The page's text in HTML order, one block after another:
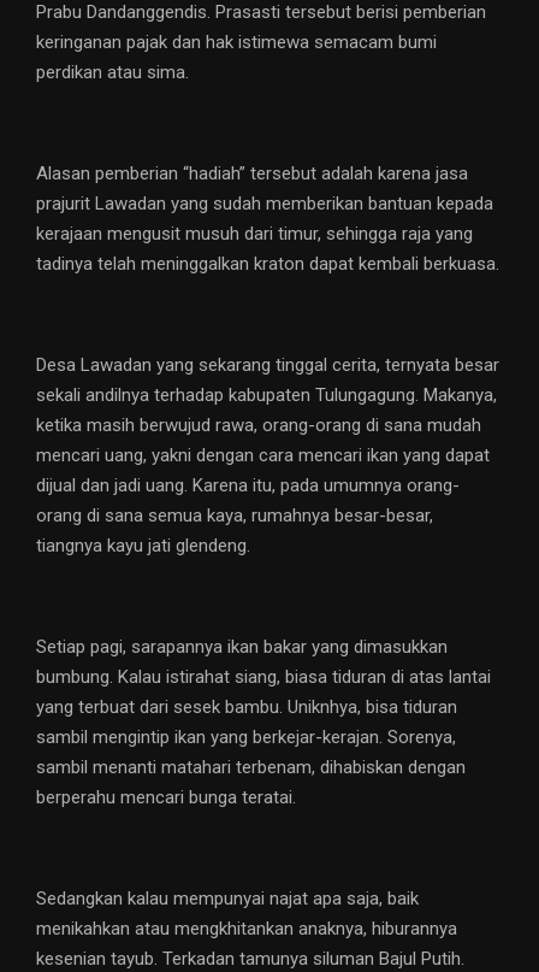
Prabu Dandanggendis. Prasasti tersebut berisi pemberian
keringanan pajak dan hak istimewa semacam bumi
perdikan atau sima.
Alasan pemberian “hadiah” tersebut adalah karena jasa
prajurit Lawadan yang sudah memberikan bantuan kepada
kerajaan mengusit musuh dari timur, sehingga raja yang
tadinya telah meninggalkan kraton dapat kembali berkuasa.
Desa Lawadan yang sekarang tinggal cerita, ternyata besar
sekali andilnya terhadap kabupaten Tulungagung. Makanya,
ketika masih berwujud rawa, orang-orang di sana mudah
mencari uang, yakni dengan cara mencari ikan yang dapat
dijual dan jadi uang. Karena itu, pada umumnya orang-
orang di sana semua kaya, rumahnya besar-besar,
tiangnya kayu jati glendeng.
Setiap pagi, sarapannya ikan bakar yang dimasukkan
bumbung. Kalau istirahat siang, biasa tiduran di atas lantai
yang terbuat dari sesek bambu. Uniknhya, bisa tiduran
sambil mengintip ikan yang berkejar-kerajan. Sorenya,
sambil menanti matahari terbenam, dihabiskan dengan
berperahu mencari bunga teratai.
Sedangkan kalau mempunyai najat apa saja, baik
menikahkan atau mengkhitankan anaknya, hiburannya
kesenian tayub. Terkadan tamunya siluman Bajul Putih.